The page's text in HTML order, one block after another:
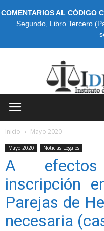
COMENTARIOS AL CÓDIGO
Segundo, Libro Tercero
Inicio Mayo 2020
Mayo 2020 Noticias Legales
A
inscripción
Parejas de
necesaria